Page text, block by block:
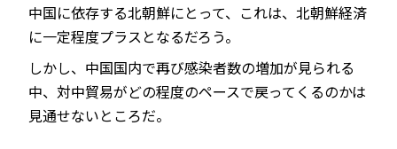
中国に依存する北朝鮮にとって、これは、北朝鮮経済
に一定程度プラスとなるだろう。
しかし、中国国内で再び感染者数の増加が見られる
中、対中貿易がどの程度のペースで戻ってくるのかは
見通せないところだ。